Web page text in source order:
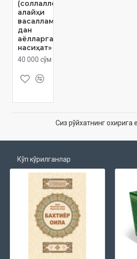
(соллаллоҳу
алайҳи
васаллам)
дан
аёлларга 50
насиҳат»
40 000 сўм
Сиз рўйхатнинг охирига
Кўп кўрилганлар